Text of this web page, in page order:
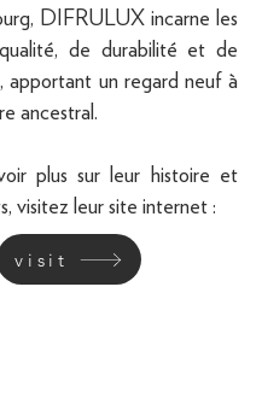
DIFRULUX incarne les
de durabilité et de
apportant un regard neuf à
ancestral.
plus sur leur histoire et
visitez leur site internet :
visit